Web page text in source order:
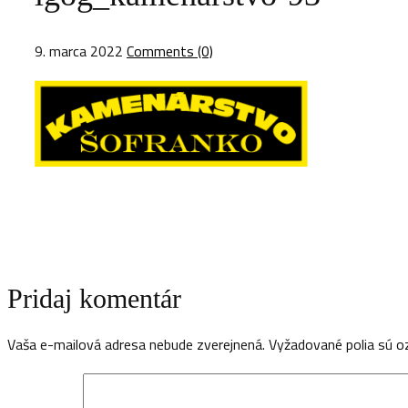
9. marca 2022 Comments (0)
Pridaj komentár
Vaša e-mailová adresa nebude zverejnená. Vyžadované polia sú